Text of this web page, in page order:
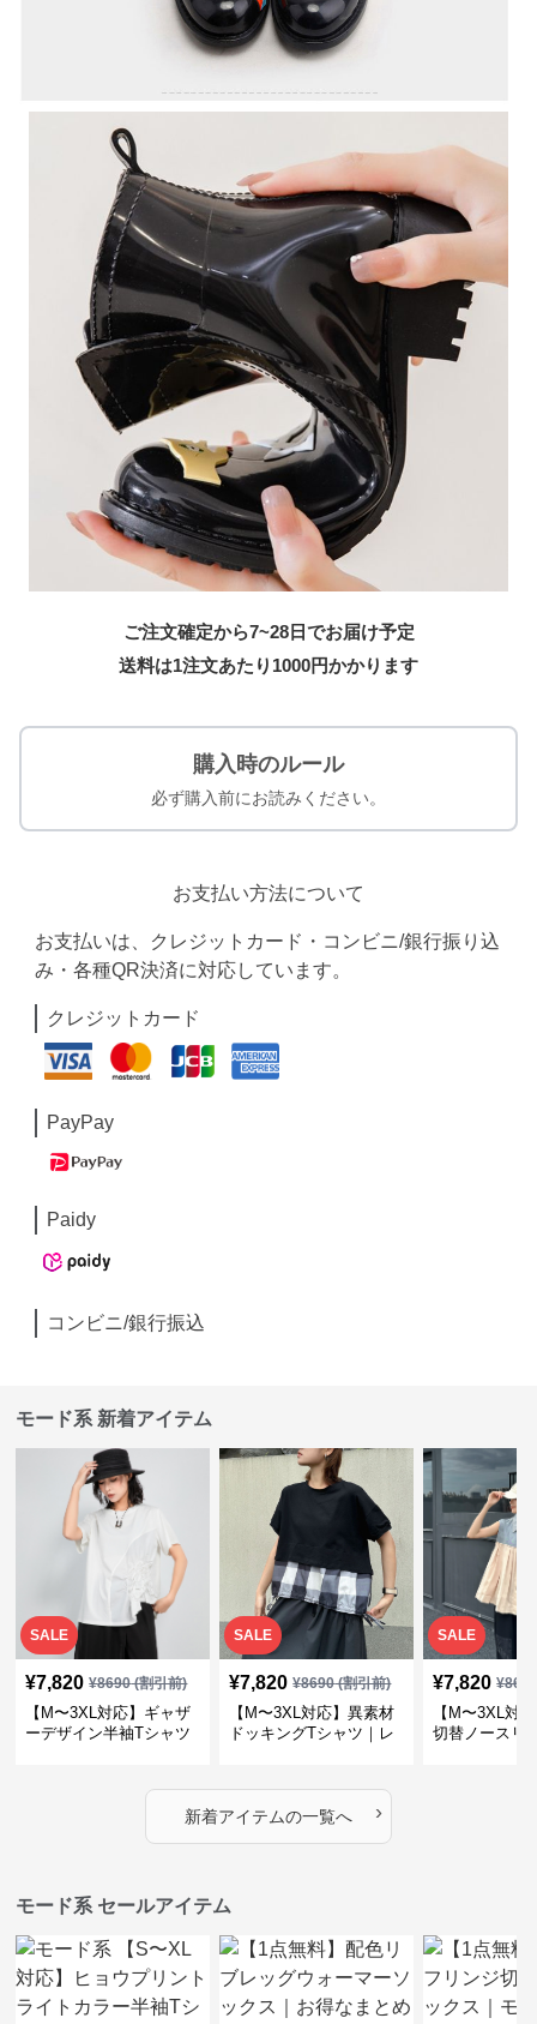
ご注文確定から7~28日でお届け予定
送料は1注文あたり 1000円かかります
購入時のルール
必ず購入前にお読みください。
お支払い方法について
お支払いは、クレジットカード・コンビニ/銀行振り込
み・各種QR決済に対応しています。
クレジットカード
PayPay
Paidy
コンビニ/銀行振込
モード系 新着アイテム
SALE
¥7,820 ¥8690(割引前)
【M〜3XL対応】ギャザ
ーデザイン半袖Tシャツ
SALE
¥7,820 ¥8690(割引前)
【M〜3XL対応】異素材
ドッキングTシャツ｜レ
カバー・大人モード
SALE
¥7,820 ¥
【M〜3XL対
切替ノースリ
新着アイテムの一覧へ ›
モード系 セールアイテム